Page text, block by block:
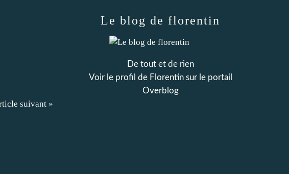
suivant »
Le blog de florentin
De tout et de rien
Voir le profil de Florentinsur le portail
Overblog